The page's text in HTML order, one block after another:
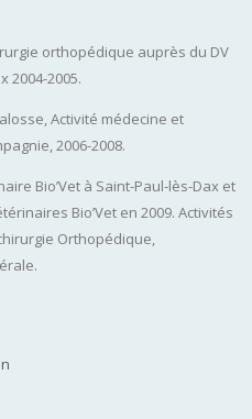
orthopédique auprès du DV
2004-2005.
Activité médecine et
2006-2008.
Bio’Vet à Saint-Paul-lès-Dax et
Bio’Vet en 2009. Activités
Orthopédique,